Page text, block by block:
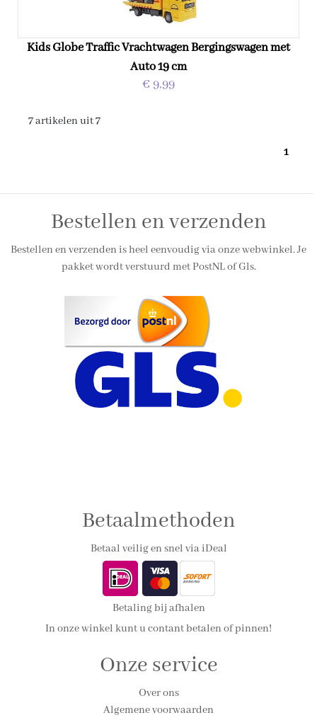
Kids Globe Traffic Vrachtwagen Bergingswagen met
Auto 19 cm
€ 9,99
7 artikelen uit 7
1
Bestellen en verzenden
Bestellen en verzenden is heel eenvoudig via onze webwinkel. Je
pakket wordt verstuurd met PostNL of Gls.
Betaalmethoden
Betaal veilig en snel via iDeal
Betaling bij afhalen
In onze winkel kunt u contant betalen of pinnen!
Onze service
Over ons
Algemene voorwaarden